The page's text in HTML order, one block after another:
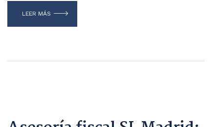
LEER MÁS